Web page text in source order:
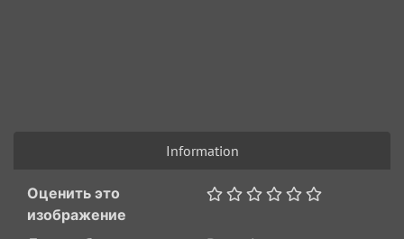
Information
Оценить это
изображение